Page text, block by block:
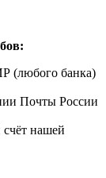
(любого банка)
Почты России
нашей